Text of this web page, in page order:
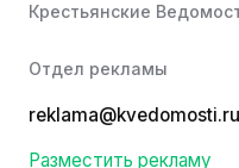
Крестьянские
Отдел рекламы
reklama@kvedomosti.ru
Разместить рекламу